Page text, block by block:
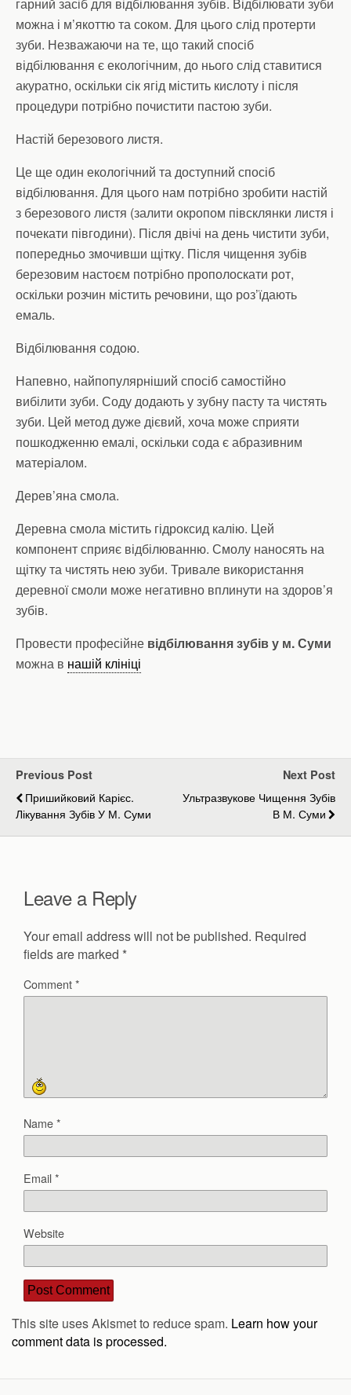
можна і м’якоттю та соком. Для цього слід протерти
зуби. Незважаючи на те, що такий спосіб
відбілювання є екологічним, до нього слід ставитися
акуратно, оскільки сік ягід містить кислоту і після
процедури потрібно почистити пастою зуби.
Настій березового листя.
Це ще один екологічний та доступний спосіб
відбілювання. Для цього нам потрібно зробити настій
з березового листя (залити окропом півсклянки листя і
почекати півгодини). Після двічі на день чистити зуби,
попередньо змочивши щітку. Після чищення зубів
березовим настоєм потрібно прополоскати рот,
оскільки розчин містить речовини, що роз’їдають
емаль.
Відбілювання содою.
Напевно, найпопулярніший спосіб самостійно
вибілити зуби. Соду додають у зубну пасту та чистять
зуби. Цей метод дуже дієвий, хоча може сприяти
пошкодженню емалі, оскільки сода є абразивним
матеріалом.
Дерев’яна смола.
Деревна смола містить гідроксид калію. Цей
компонент сприяє відбілюванню. Смолу наносять на
щітку та чистять нею зуби. Тривале використання
деревної смоли може негативно вплинути на здоров’я
зубів.
Провести професійне відбілювання зубів у м. Суми
можна в нашій клініці
Previous Post
Пришийковий Карієс.
Лікування Зубів У М. Суми
Next Post
Ультразвукове Чищення Зубів
В М. Суми
Leave a Reply
Your email address will not be published. Required
fields are marked *
Comment*
Name*
Email*
Website
This site uses Akismet to reduce spam. Learn how your
comment data is processed.